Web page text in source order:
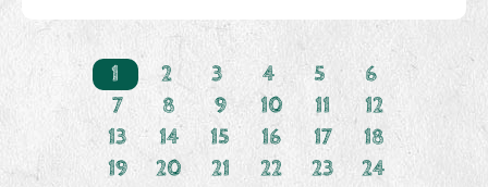
1 2 3 4 5
6
7
8 9 10 11
12
13
14 15 16 17
18
19
20 21 22 23
24